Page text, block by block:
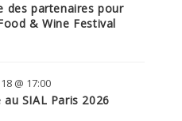
des partenaires pour
& Wine Festival
@ 17:00
SIAL Paris 2026